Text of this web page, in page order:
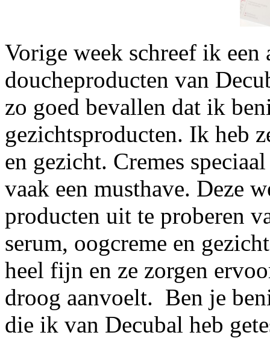
Vorige week schreef ik
doucheproducten van
zo goed bevallen dat ik
gezichtsproducten. Ik heb
en gezicht. Cremes
vaak een musthave. Deze
producten uit te proberen
serum, oogcreme en
heel fijn en ze zorgen
droog aanvoelt. Ben je
die ik van Decubal heb